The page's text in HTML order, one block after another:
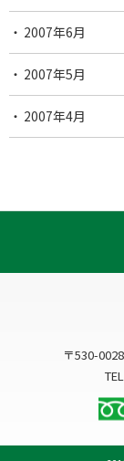
2007年6月
2007年5月
2007年4月
〒530-